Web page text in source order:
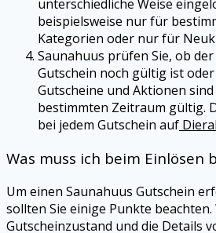
unterschiedliche Weise
beispielsweise nur für
Kategorien oder nur für
Saunahuus prüfen Sie, ob
Gutschein noch gültig ist
Gutscheine und Aktionen
bestimmten Zeitraum gültig.
bei jedem Gutschein auf
Was muss ich beim Einlösen
Um einen Saunahuus Gutschein
sollten Sie einige Punkte beachten.
Gutscheinzustand und die Details